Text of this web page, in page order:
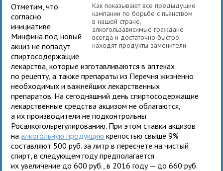
Как показывают все предыдущие
кампании по борьбе с пьянством
в нашей стране,
алкогользависимые граждане
всегда и достаточно быстро
находят продукты-заменители
Отметим, что
согласно
инициативе
Минфина под новый
акциз не попадут
спиртосодержащие
лекарства, которые изготавливаются в аптеках
по рецепту, а также препараты из Перечня жизненно
необходимых и важнейших лекарственных
препаратов. На сегодняшний день спиртосодержащие
лекарственные средства акцизом не облагаются,
а их производители не подконтрольны
Росалкогольрегулированию. При этом ставки акцизов
наалкогольную продукцию крепостью свыше 9%
составляют 500 руб. за литр в пересчете на чистый
спирт, в следующем году предполагается
их увеличение до 600 руб., в 2016 году — до 660 руб.